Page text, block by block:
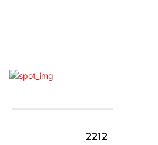
2212